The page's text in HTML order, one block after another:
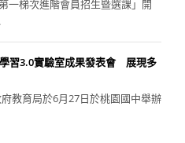
一梯次進階會員招生暨選課」開
學習3.0實驗室成果發表會 展現多
教育局於6月27日於桃園國中舉辦